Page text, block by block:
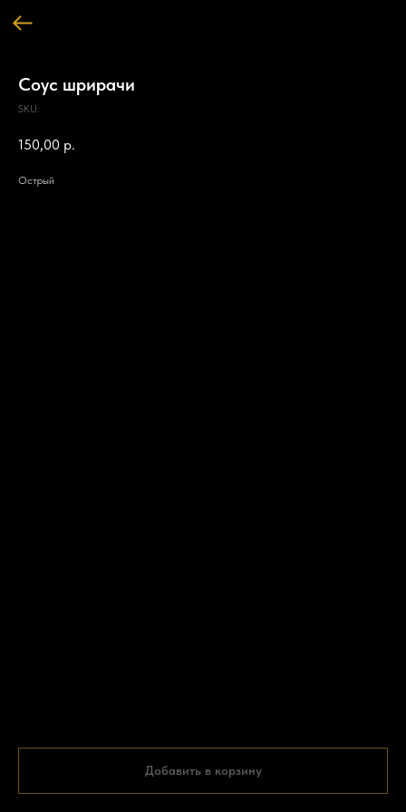
Соус шрирачи
SKU:
150,00 р.
Добавить в корзину
Острый